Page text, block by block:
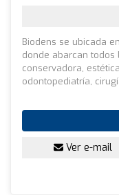
Biodens se ubicada
donde abarcan
conservadora,
odontopediatría,
Ver e-mail